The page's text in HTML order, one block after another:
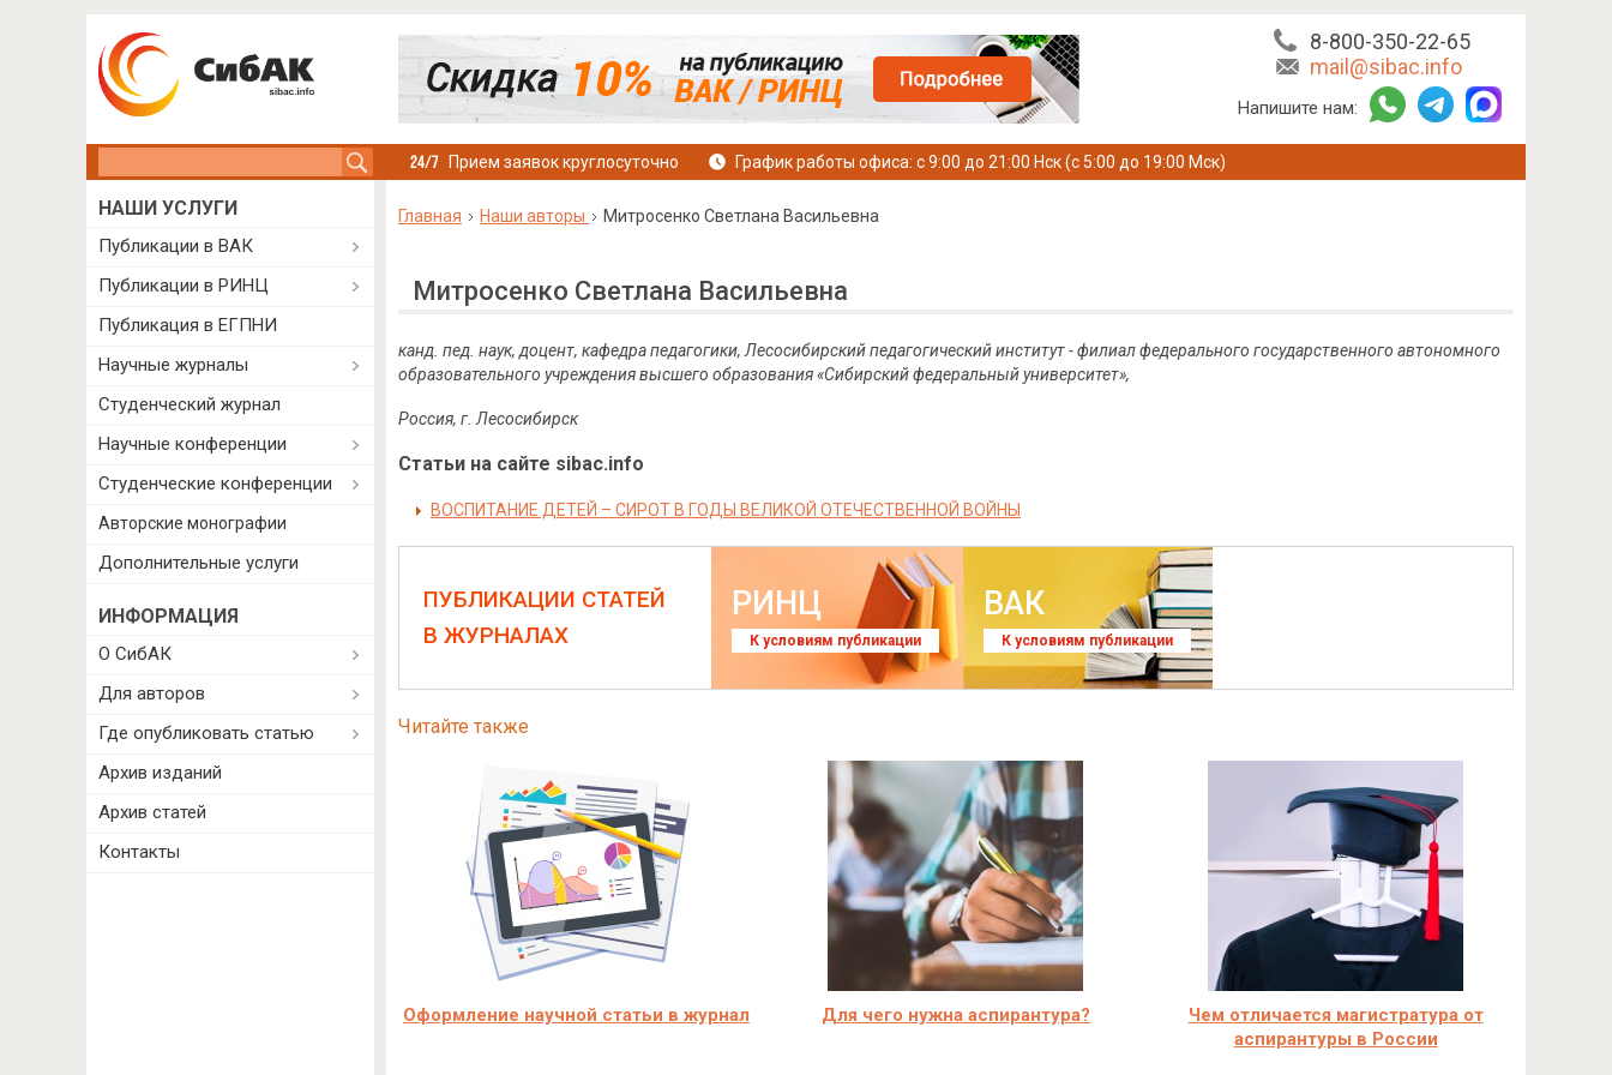
8-800-350-22-65
mail@sibac.info
Напишите нам:
Прием заявок круглосуточно График работы офиса: с 9:00 до 21:00 Нск (с 5:00 до 19:00 Мск)
Главная Наши авторы Митросенко Светлана Васильевна
Митросенко Светлана Васильевна
канд. пед. наук, доцент, кафедра педагогики, Лесосибирский педагогический институт - филиал федерального государственного автономного
образовательного учреждения высшего образования «Сибирский федеральный университет»,
Россия, г. Лесосибирск
Статьи на сайте sibac.info
ВОСПИТАНИЕ ДЕТЕЙ – СИРОТ В ГОДЫ ВЕЛИКОЙ ОТЕЧЕСТВЕННОЙ ВОЙНЫ
ПУБЛИКАЦИИ СТАТЕЙ
В ЖУРНАЛАХ
РИНЦ
К условиям публикации
ВАК
К условиям публикации
Читайте также
Оформление научной статьи в журнал Для чего нужна аспирантура?
Чем отличается магистратура от
аспирантуры в России
НАШИ УСЛУГИ
Публикации в ВАК
Публикации в РИНЦ
Публикация в ЕГПНИ
Научные журналы
Студенческий журнал
Научные конференции
Студенческие конференции
Авторские монографии
Дополнительные услуги
ИНФОРМАЦИЯ
О СибАК
Для авторов
Где опубликовать статью
Архив изданий
Архив статей
Контакты